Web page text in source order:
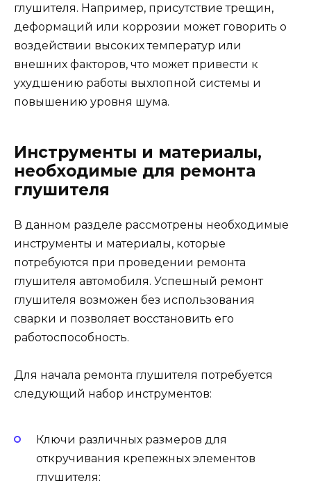
глушителя. Например, присутствие трещин,
деформаций или коррозии может говорить о
воздействии высоких температур или
внешних факторов, что может привести к
ухудшению работы выхлопной системы и
повышению уровня шума.
Инструменты и материалы,
необходимые для ремонта
глушителя
В данном разделе рассмотрены необходимые
инструменты и материалы, которые
потребуются при проведении ремонта
глушителя автомобиля. Успешный ремонт
глушителя возможен без использования
сварки и позволяет восстановить его
работоспособность.
Для начала ремонта глушителя потребуется
следующий набор инструментов:
Ключи различных размеров для
откручивания крепежных элементов
глушителя;